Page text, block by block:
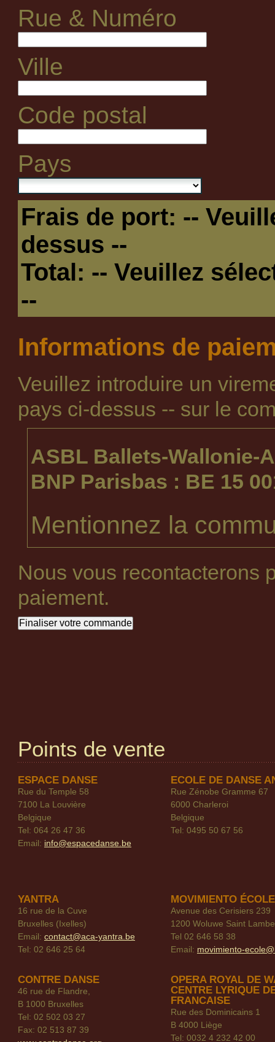
Rue & Numéro
Ville
Code postal
Pays
Frais de port: --
dessus --
Total: -- Veuillez
--
Informations de
Veuillez introduire un
pays ci-dessus -- sur le
ASBL Ballets-Wallonie-
BNP Parisbas : BE 15
Mentionnez la
Nous vous recontacterons
paiement.
Points de vente
ESPACE DANSE
Rue du Temple 58
7100 La Louvière
Belgique
Tel: 064 26 47 36
Email: info@espacedanse.be
ECOLE DE DANSE
Rue Zénobe Gramme 67
6000 Charleroi
Belgique
Tel: 0495 50 67 56
YANTRA
16 rue de la Cuve
Bruxelles (Ixelles)
Email: contact@aca-yantra.be
Tel: 02 646 25 64
MOVIMIENTO
Avenue des Cerisiers 239
1200 Woluwe Saint
Tel 02 646 58 38
Email: movimiento-
CONTRE DANSE
46 rue de Flandre,
B 1000 Bruxelles
Tel: 02 502 03 27
Fax: 02 513 87 39
OPERA ROYAL DE
CENTRE LYRIQUE
FRANCAISE
Rue des Dominicains 1
B 4000 Liège
Tel: 0032 4 232 42 00